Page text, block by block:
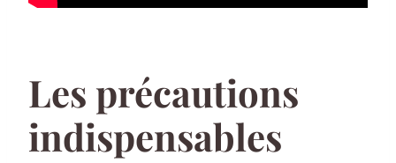
Les précautions
indispensables